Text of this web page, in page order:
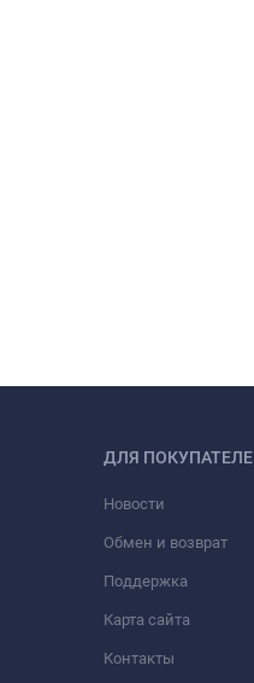
ДЛЯ
Новости
Обмен и возврат
Поддержка
Карта сайта
Контакты